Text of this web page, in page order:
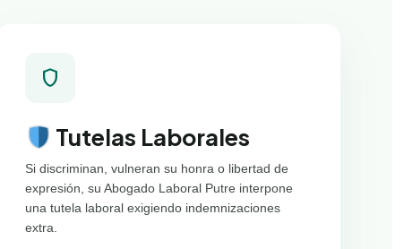
shield
Tutelas Laborales
Si discriminan, vulneran su honra o libertad de
expresión, su Abogado Laboral Putre interpone
una tutela laboral exigiendo indemnizaciones
extra.